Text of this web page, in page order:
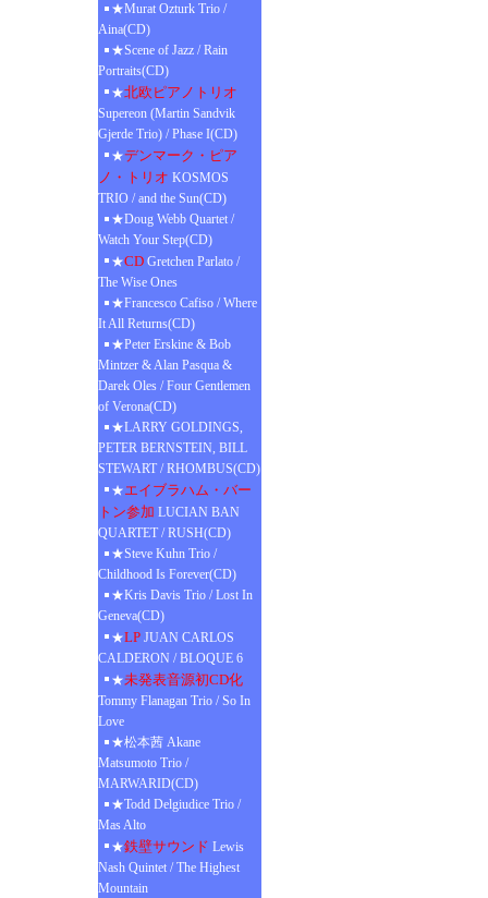
★Murat Ozturk Trio /
Aina(CD)
★Scene of Jazz / Rain
Portraits(CD)
★北欧ピアノトリオ
Supereon (Martin Sandvik
Gjerde Trio) / Phase I(CD)
★デンマーク・ピア
ノ・トリオ KOSMOS
TRIO / and the Sun(CD)
★Doug Webb Quartet /
Watch Your Step(CD)
★CD Gretchen Parlato /
The Wise Ones
★Francesco Cafiso / Where
It All Returns(CD)
★Peter Erskine & Bob
Mintzer & Alan Pasqua &
Darek Oles / Four Gentlemen
of Verona(CD)
★LARRY GOLDINGS,
PETER BERNSTEIN, BILL
STEWART / RHOMBUS(CD)
★エイブラハム・バー
トン参加 LUCIAN BAN
QUARTET / RUSH(CD)
★Steve Kuhn Trio /
Childhood Is Forever(CD)
★Kris Davis Trio / Lost In
Geneva(CD)
★LP JUAN CARLOS
CALDERON / BLOQUE 6
★未発表音源初CD化
Tommy Flanagan Trio / So In
Love
★松本茜 Akane
Matsumoto Trio /
MARWARID(CD)
★Todd Delgiudice Trio /
Mas Alto
★鉄壁サウンド Lewis
Nash Quintet / The Highest
Mountain